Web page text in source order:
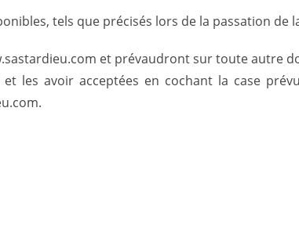
tels que précisés lors de la passation de
et prévaudront sur toute autre
et les avoir acceptées en cochant la case